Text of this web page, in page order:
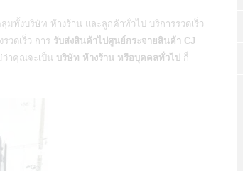
มทั้งบริษัท ห้างร้าน และลูกค้าทั่วไป บริการรวดเร็ว
วดเร็ว การ รับส่งสินค้าไปศูนย์กระจายสินค้า CJ
ว่าคุณจะเป็น บริษัท ห้างร้าน หรือบุคคลทั่วไป ก็